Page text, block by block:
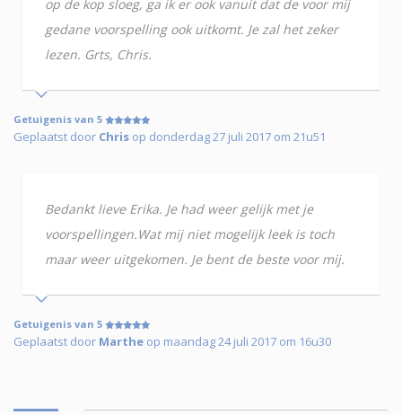
op de kop sloeg, ga ik er ook vanuit dat de voor mij
gedane voorspelling ook uitkomt. Je zal het zeker
lezen. Grts, Chris.
Getuigenis van 5
Geplaatst door Chris op donderdag 27 juli 2017 om 21u51
Bedankt lieve Erika. Je had weer gelijk met je
voorspellingen.Wat mij niet mogelijk leek is toch
maar weer uitgekomen. Je bent de beste voor mij.
Getuigenis van 5
Geplaatst door Marthe op maandag 24 juli 2017 om 16u30